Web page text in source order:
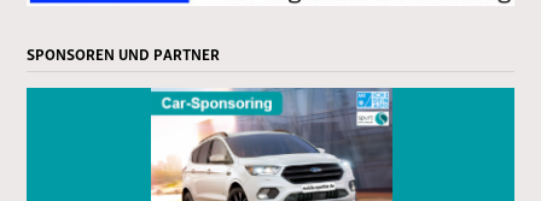
SPONSOREN UND PARTNER